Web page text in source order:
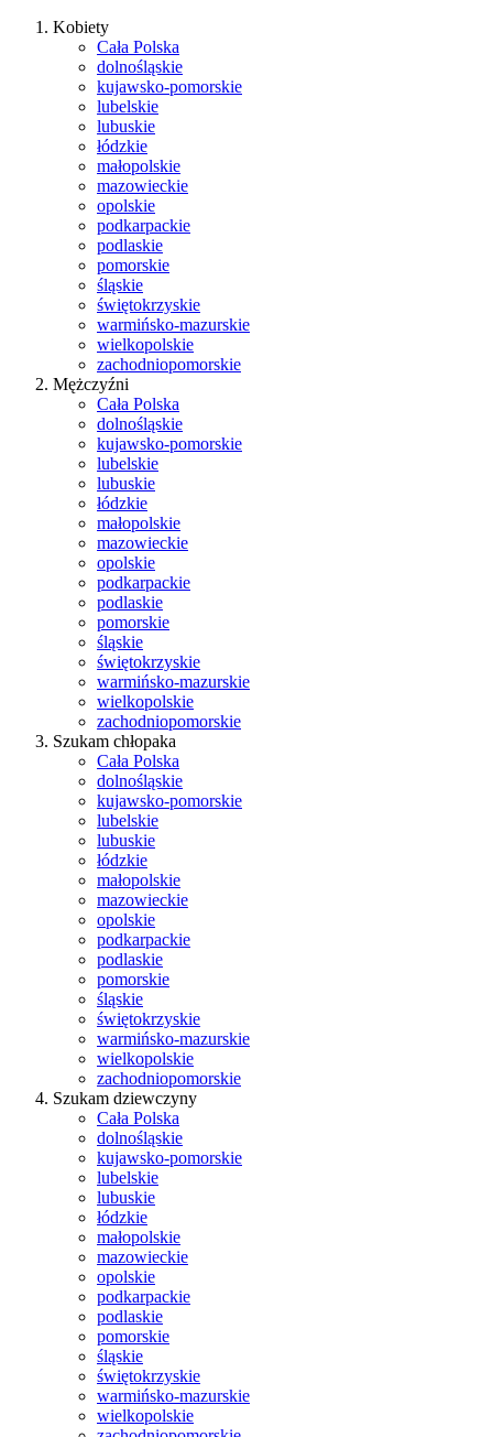
Kobiety
Cała Polska
dolnośląskie
kujawsko-pomorskie
lubelskie
lubuskie
łódzkie
małopolskie
mazowieckie
opolskie
podkarpackie
podlaskie
pomorskie
śląskie
świętokrzyskie
warmińsko-mazurskie
wielkopolskie
zachodniopomorskie
Mężczyźni
Cała Polska
dolnośląskie
kujawsko-pomorskie
lubelskie
lubuskie
łódzkie
małopolskie
mazowieckie
opolskie
podkarpackie
podlaskie
pomorskie
śląskie
świętokrzyskie
warmińsko-mazurskie
wielkopolskie
zachodniopomorskie
Szukam chłopaka
Cała Polska
dolnośląskie
kujawsko-pomorskie
lubelskie
lubuskie
łódzkie
małopolskie
mazowieckie
opolskie
podkarpackie
podlaskie
pomorskie
śląskie
świętokrzyskie
warmińsko-mazurskie
wielkopolskie
zachodniopomorskie
Szukam dziewczyny
Cała Polska
dolnośląskie
kujawsko-pomorskie
lubelskie
lubuskie
łódzkie
małopolskie
mazowieckie
opolskie
podkarpackie
podlaskie
pomorskie
śląskie
świętokrzyskie
warmińsko-mazurskie
wielkopolskie